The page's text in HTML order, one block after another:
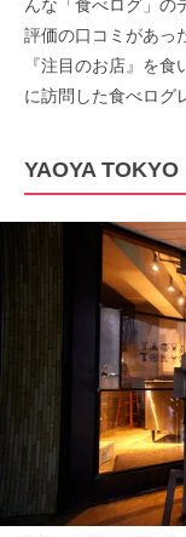
んな「食べログ」の
評価の口コミがあっ
『注目のお店』を
に訪問した食べログ
YAOYA TOKYO